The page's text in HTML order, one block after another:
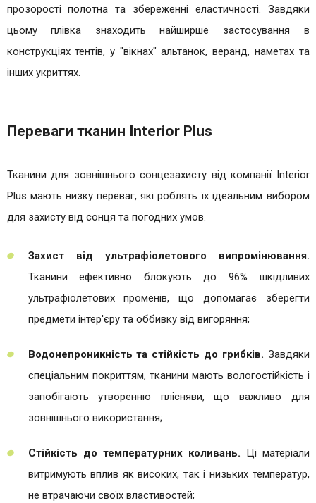
прозорості полотна та збереженні еластичності. Завдяки
цьому плівка знаходить найширше застосування в
конструкціях тентів, у "вікнах" альтанок, веранд, наметах та
інших укриттях.
Переваги тканин Interior Plus
Тканини для зовнішнього сонцезахисту від компанії Interior
Plus мають низку переваг, які роблять їх ідеальним вибором
для захисту від сонця та погодних умов.
Захист від ультрафіолетового випромінювання.
Тканини ефективно блокують до 96% шкідливих
ультрафіолетових променів, що допомагає зберегти
предмети інтер'єру та оббивку від вигоряння​;
Водонепроникність та стійкість до грибків. Завдяки
спеціальним покриттям, тканини мають вологостійкість і
запобігають утворенню плісняви, що важливо для
зовнішнього використання​;
Стійкість до температурних коливань. Ці матеріали
витримують вплив як високих, так і низьких температур,
не втрачаючи своїх властивостей;​